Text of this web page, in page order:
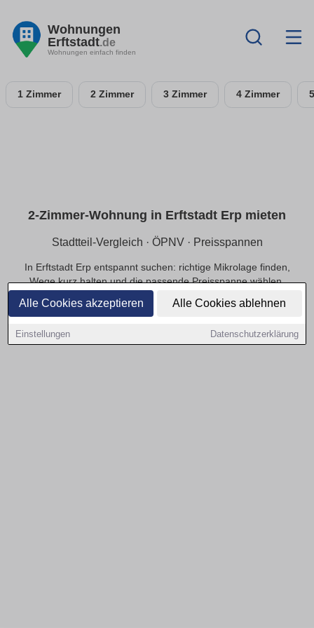
Alle Cookies akzeptieren Alle Cookies ablehnen
Einstellungen Datenschutzerklärung
Wohnungen
Erftstadt.de
Wohnungen einfach finden
1 Zimmer 2 Zimmer 3 Zimmer 4 Zimmer
2-Zimmer-Wohnung in Erftstadt Erp mieten
Stadtteil-Vergleich · ÖPNV · Preisspannen
In Erftstadt Erp entspannt suchen: richtige Mikrolage finden,
Wege kurz halten und die passende Preisspanne wählen.